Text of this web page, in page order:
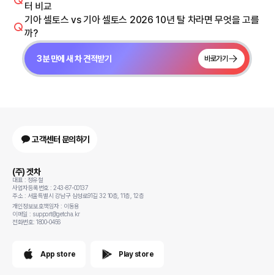
터 비교
기아 셀토스 vs 기아 셀토스 2026 10년 탈 차라면 무엇을 고를
까?
3분 만에 새 차 견적받기 바로가기
고객센터 문의하기
(주) 겟차
대표 : 정유철
사업자등록번호 : 243-87-00137
주소 : 서울특별시 강남구 삼성로91길 32 10층, 11층, 12층
개인정보보호책임자 : 이동용
이메일 : support@getcha.kr
전화번호: 1800-0456
App store Play store